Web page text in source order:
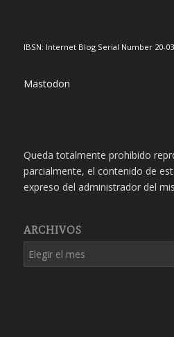
IBSN: Internet Blog Serial Number 20-
Mastodon
Queda totalmente prohibido
parcialmente, el contenido de
expreso del administrador del
ARCHIVOS